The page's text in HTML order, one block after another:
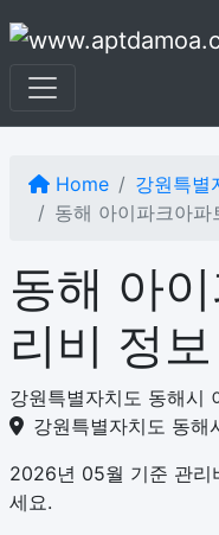
Home 강원특별
동해 아이파크아파
동해 아
리비 정보
강원특별자치도 동해시
강원특별자치도 동
2026년 05월 기준 관리
세요.